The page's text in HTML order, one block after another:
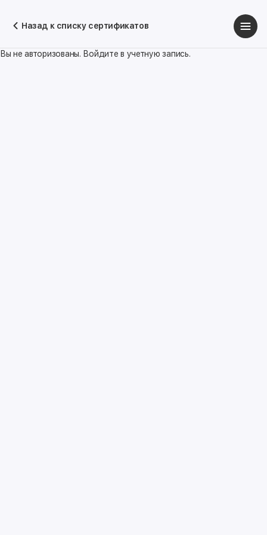
Назад к списку сертификатов
Вы не авторизованы. Войдите в учетную запись.